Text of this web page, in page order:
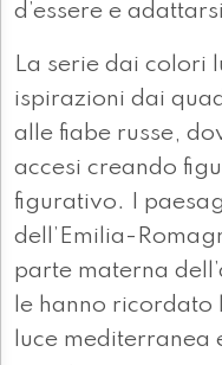
d’essere e
La serie dai colori
ispirazioni dai
alle fiabe russe,
accesi creando
figurativo. I
dell’Emilia-
parte materna
le hanno ricordato
luce mediterranea